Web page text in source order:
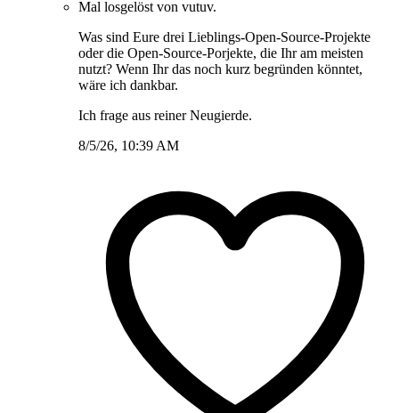
Mal losgelöst von vutuv.
Was sind Eure drei Lieblings-Open-Source-Projekte
oder die Open-Source-Porjekte, die Ihr am meisten
nutzt? Wenn Ihr das noch kurz begründen könntet,
wäre ich dankbar.
Ich frage aus reiner Neugierde.
8/5/26, 10:39 AM